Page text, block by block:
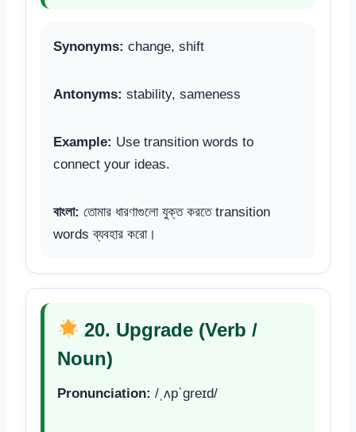
Synonyms: change, shift
Antonyms: stability, sameness
Example: Use transition words to
connect your ideas.
বাংলা: তোমার ধারণাগুলো যুক্ত করতে transition
words ব্যবহার করো।
20. Upgrade (Verb /
Noun)
Pronunciation: /ˌʌpˈɡreɪd/